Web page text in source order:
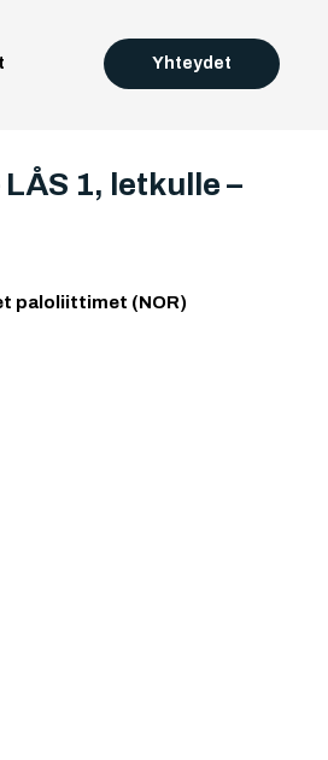
Yhteydet
1, letkulle –
paloliittimet (NOR)